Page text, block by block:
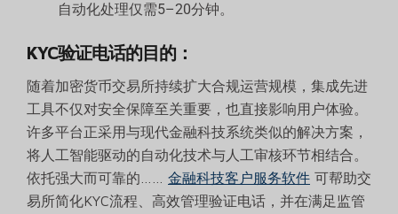
自动化处理仅需5–20分钟。
KYC验证电话的目的：
随着加密货币交易所持续扩大合规运营规模，集成先进
工具不仅对安全保障至关重要，也直接影响用户体验。
许多平台正采用与现代金融科技系统类似的解决方案，
将人工智能驱动的自动化技术与人工审核环节相结合。
依托强大而可靠的…… 金融科技客户服务软件 可帮助交
易所简化KYC流程、高效管理验证电话，并在满足监管